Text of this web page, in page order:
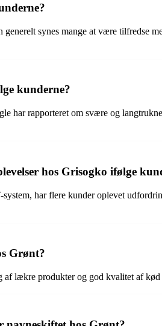
synes mange at være tilfredse
kunderne?
har rapporteret om svære og
hos Grisogko ifølge
har flere kunder oplevet
Grønt?
lækre produkter og god kvalitet af